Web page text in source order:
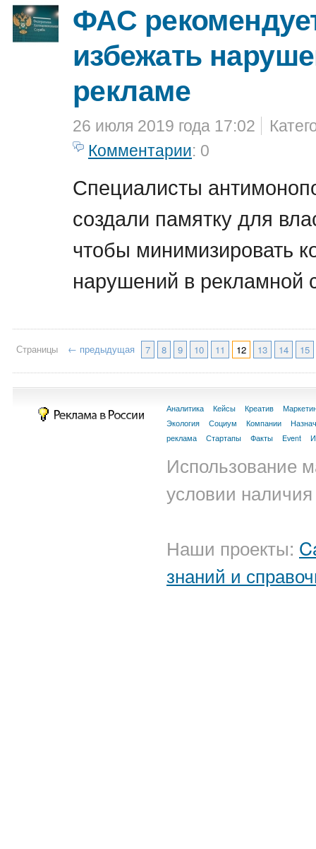
ФАС
избежать
рекламе
26 июля 2019 года 17:02
Комментарии: 0
Специалисты
создали памятку для
чтобы минимизировать
нарушений в рекламной
Страницы ← предыдущая 7 8 9 10 11 12 13 14 15
Аналитика Кейсы Креатив
Экология
Социум Компании
реклама
Стартапы Факты Event
Использование
условии
Наши проекты:
знаний и